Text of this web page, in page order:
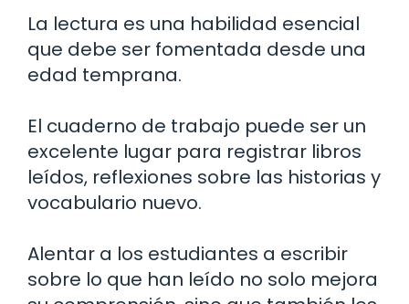
La lectura es una habilidad esencial
que debe ser fomentada desde una
edad temprana.
El cuaderno de trabajo puede ser un
excelente lugar para registrar libros
leídos, reflexiones sobre las historias y
vocabulario nuevo.
Alentar a los estudiantes a escribir
sobre lo que han leído no solo mejora